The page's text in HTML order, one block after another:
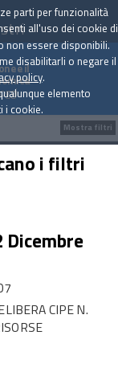
e il
i filtri
Dicembre
CIPE N.
Mostra filtri
parti per funzionalità
all'uso dei cookie di
non essere disponibili.
disabilitarli o negare il
policy.
elemento
i cookie.